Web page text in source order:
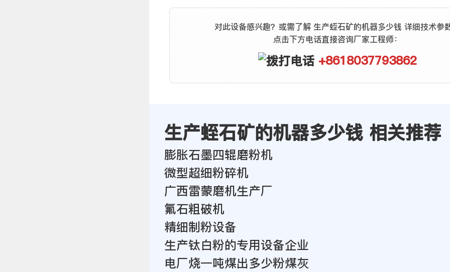
对此设备感兴趣？或需了解 生产蛭石矿的机器多少钱 详细技术参
点击下方电话直接咨询厂家工程师：
+8618037793862
生产蛭石矿的机器多少钱 相关推荐
膨胀石墨四辊磨粉机
微型超细粉碎机
广西雷蒙磨机生产厂
氟石粗破机
精细制粉设备
生产钛白粉的专用设备企业
电厂烧一吨煤出多少粉煤灰